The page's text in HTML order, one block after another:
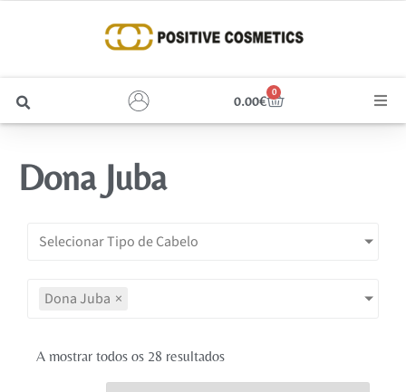
0.00€
0
Unhas
Homem
Dona Juba
Selecionar Tipo de Cabelo
Dona Juba ×
A mostrar todos os 28 resultados